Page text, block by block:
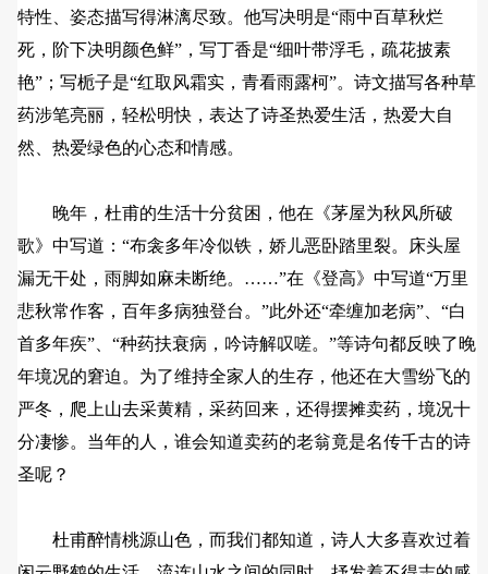
特性、姿态描写得淋漓尽致。他写决明是“雨中百草秋烂
死，阶下决明颜色鲜”，写丁香是“细叶带浮毛，疏花披素
艳”；写栀子是“红取风霜实，青看雨露柯”。诗文描写各种草
药涉笔亮丽，轻松明快，表达了诗圣热爱生活，热爱大自
然、热爱绿色的心态和情感。
晚年，杜甫的生活十分贫困，他在《茅屋为秋风所破
歌》中写道：“布衾多年冷似铁，娇儿恶卧踏里裂。床头屋
漏无干处，雨脚如麻未断绝。……”在《登高》中写道“万里
悲秋常作客，百年多病独登台。”此外还“牵缠加老病”、“白
首多年疾”、“种药扶衰病，吟诗解叹嗟。”等诗句都反映了晚
年境况的窘迫。为了维持全家人的生存，他还在大雪纷飞的
严冬，爬上山去采黄精，采药回来，还得摆摊卖药，境况十
分凄惨。当年的人，谁会知道卖药的老翁竟是名传千古的诗
圣呢？
杜甫醉情桃源山色，而我们都知道，诗人大多喜欢过着